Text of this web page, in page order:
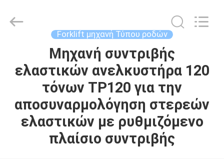
ΑΡΧΙΚΉ
ΣΕΛΊΔΑ
ΠΡΟΪΌΝΤΑ
ΣΧΕΤΙΚΆ
CO.,LIMITED.
Forklift μηχανή Τύπου ροδών
Μηχανή συντριβής
ελαστικών ανελκυστήρα 120
τόνων TP120 για την
αποσυναρμολόγηση στερεών
ελαστικών με ρυθμιζόμενο
πλαίσιο συντριβής